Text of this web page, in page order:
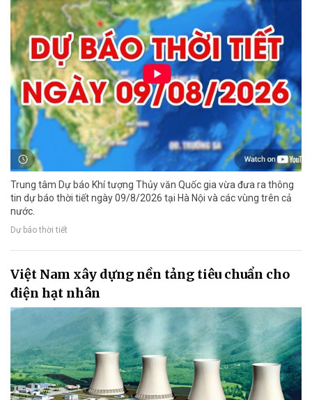
Trung tâm Dự báo Khí tượng Thủy văn Quốc gia vừa đưa ra thông
tin dự báo thời tiết ngày 09/8/2026 tại Hà Nội và các vùng trên cả
nước.
Dự báo thời tiết
Việt Nam xây dựng nền tảng tiêu chuẩn cho
điện hạt nhân